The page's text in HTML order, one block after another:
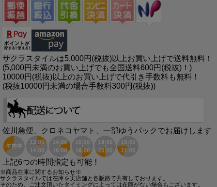
サクラスタイルは5,000円(税抜)以上お買い上げで送料無料！
(5,000円未満のお買い上げでも全国送料600円(税抜)！)
10000円(税抜)以上のお買い上げで代引き手数料も無料！
(税抜10000円未満の場合手数料300円(税抜))
佐川急便、クロネコヤマト、一部ゆうパックでお届けします
上記6つの時間指定も可能！
※商品在庫に関するお知らせ※
サクラスタイルでは在庫を実店舗と各販路で共有しております。
そのため、ご注文頂いたタイミングによっては在庫がない場合もございます。